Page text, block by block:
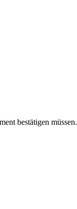
bestätigen müssen.